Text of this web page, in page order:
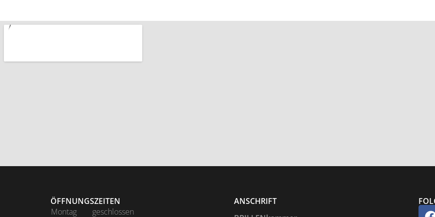
ÖFFNUNGSZEITEN
Montag
geschlossen
ANSCHRIFT